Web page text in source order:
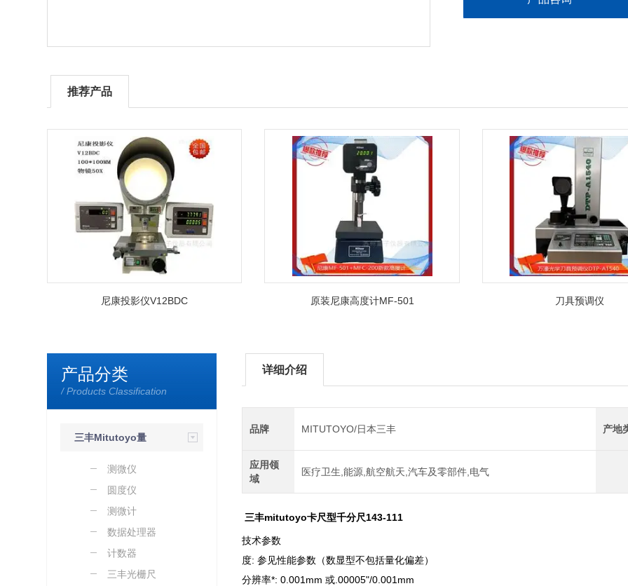
推荐产品
尼康投影仪V12BDC 原装尼康高度计MF-501 刀具预调仪
产品分类
/ Products Classification
三丰Mitutoyo量
测微仪
圆度仪
测微计
数据处理器
计数器
三丰光栅尺
详细介绍
品牌 MITUTOYO/日本三丰 产地
应用领
域
医疗卫生,能源,航空航天,汽车及零部件,电气
三丰mitutoyo卡尺型千分尺143-111
技术参数
度: 参见性能参数（数显型不包括量化偏差）
分辨率*: 0.001mm 或.00005"/0.001mm